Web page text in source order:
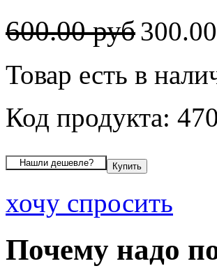
600.00 руб
Товар есть в
Код продукта:
хочу спросить
Почему надо